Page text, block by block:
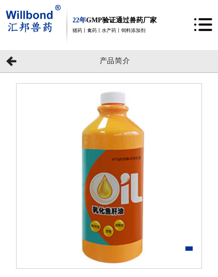
22年GMP验证通过兽药厂家
猪药丨禽药丨水产药丨饲料添加剂
产品简介